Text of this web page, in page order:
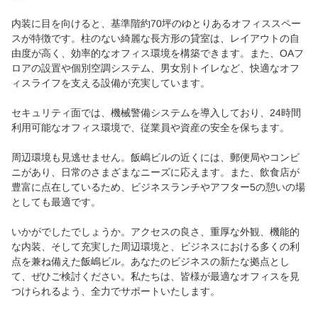
内装に目を向けると、基準階約70坪のゆとりあるオフィススペー
スが特徴です。柱のない綺麗な長方形の貸室は、レイアウトの自
由度が高く、効率的なオフィス環境を構築できます。また、OAフ
ロアの設置や個別空調システム、男女別トイレなど、快適なオフ
ィスライフを支える設備が充実しています。
セキュリティ面では、機械警備システムを導入しており、24時間
利用可能なオフィス環境で、従業員や資産の安全を保ちます。
周辺環境も見逃せません。飯嶋ビルの近くには、郵便局やコンビ
ニがあり、日常のさまざまなニーズに応えます。また、飲食店が
豊富に点在しているため、ビジネスランチやアフター5の憩いの場
としても最適です。
いかがでしたでしょうか。アクセスの良さ、重厚な外観、機能的
な内装、そして充実した周辺環境と、ビジネスにおける多くの利
点を兼ね備えた飯嶋ビル。あなたのビジネスの新たな拠点とし
て、ぜひご検討ください。私たちは、皆様が最適なオフィスを見
つけられるよう、全力でサポートいたします。